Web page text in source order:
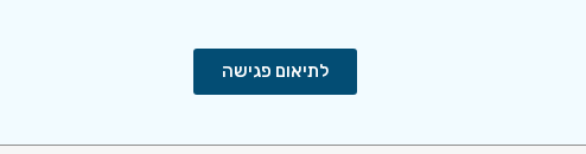
לתיאום פגישה